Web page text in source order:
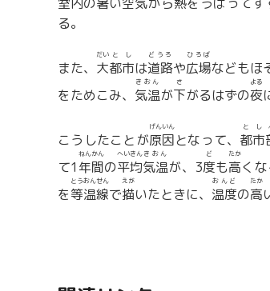
る。
また、 大
だい
都市
とし
は道路
どうろ
や広場
ひろば
などもほ
をためこみ、 気温
きおん
が下
さ
がるはずの夜
よる
こうしたことが原因
げんいん
となって、 都市
とし
て1 年
ねん
間
かん
の平均
へいきん
気温
きおん
が、3度
ど
も高
たか
く
を等温線
とうおんせん
で描
えが
いたときに、 温度
おんど
の高
たか